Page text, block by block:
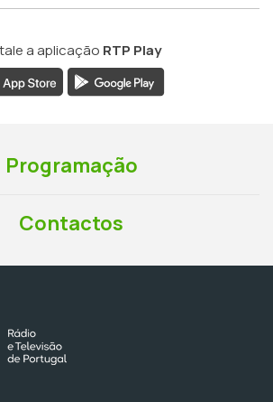
a aplicação RTP Play
Programação
Contactos